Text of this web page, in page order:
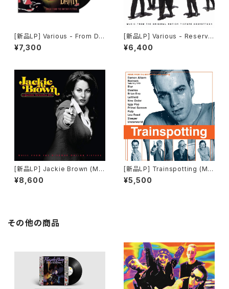
[新品LP] Various - From Du
sk Till Dawn (Music From
The Motion Picture) / フロ
¥7,300
[新品LP] Various - Reservoi
r Dogs (180g) / レザボア・ド
ッグス
¥6,400
[新品LP] Jackie Brown (Mu
sic From The Miramax Mot
ion Picture) / ジャッキー・ブラ
¥8,600
[新品LP] Trainspotting (Mu
sic From the Motion Pictur
e)(180g, 2LP) / 「トレインスポ
¥5,500
その他の商品